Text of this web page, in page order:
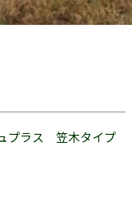
プラス 笠木タイプ